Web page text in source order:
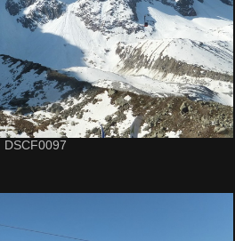
DSCF0097